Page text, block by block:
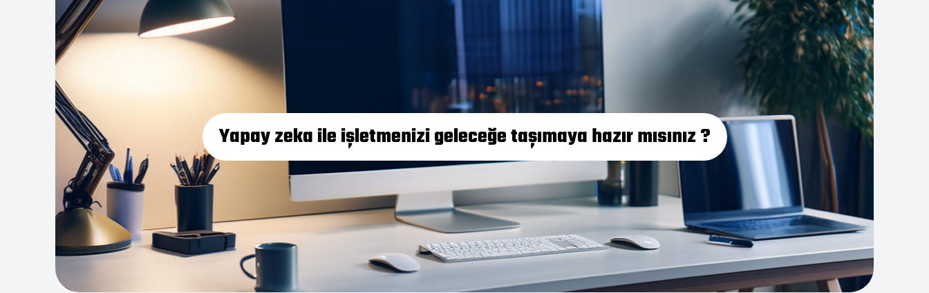
Yapay zeka ile işletmenizi geleceğe taşımaya hazır mısınız ?